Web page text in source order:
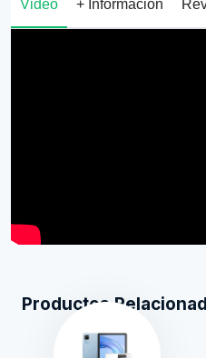
Video + Informacion
Productos